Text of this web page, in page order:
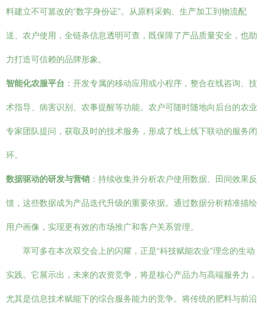
料建立不可篡改的“数字身份证”。从原料采购、生产加工到物流配
送、农户使用，全链条信息透明可查，既保障了产品质量安全，也助
力打造可信赖的品牌形象。
智能化农服平台 ：开发专属的移动应用或小程序，整合在线咨询、技
术指导、病害识别、农事提醒等功能。农户可随时随地向后台的农业
专家团队提问，获取及时的技术服务，形成了线上线下联动的服务闭
环。
数据驱动的研发与营销 ：持续收集并分析农户使用数据、田间效果反
馈，这些数据成为产品迭代升级的重要依据。通过数据分析精准描绘
用户画像，实现更有效的市场推广和客户关系管理。
萃可多在本次双交会上的闪耀，正是“科技赋能农业”理念的生动
实践。它展示出，未来的农资竞争，将是核心产品力与高端服务力，
尤其是信息技术赋能下的综合服务能力的竞争。将传统的肥料与前沿